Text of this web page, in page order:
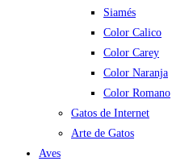
Siamés
Color Calico
Color Carey
Color Naranja
Color Romano
Gatos de Internet
Arte de Gatos
Aves